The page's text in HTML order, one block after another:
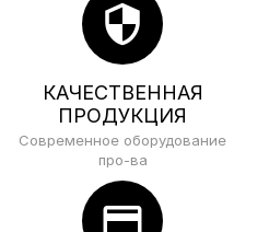
security
КАЧЕСТВЕННАЯ
ПРОДУКЦИЯ
Современное оборудование
про-ва
credit_card